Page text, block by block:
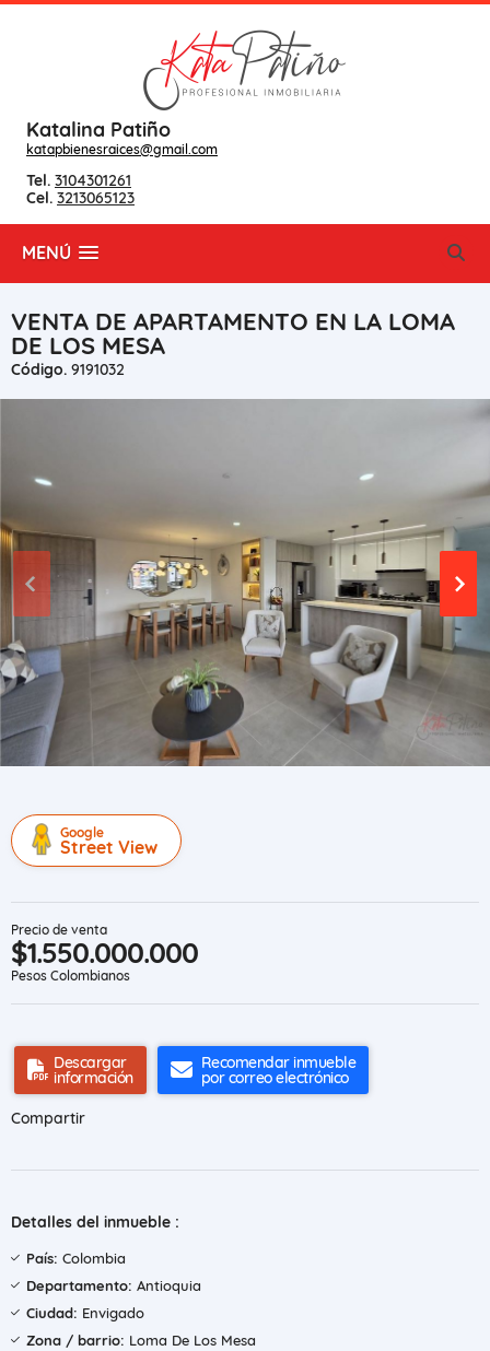
Katalina Patiño
katapbienesraices@gmail.com
Tel. 3104301261
Cel. 3213065123
MENÚ
VENTA DE APARTAMENTO EN LA LOMA
DE LOS MESA
Código. 9191032
Google
Street View
Precio de venta
$1.550.000.000
Pesos Colombianos
Descargar
información
Recomendar inmueble
por correo electrónico
Compartir
Detalles del inmueble :
País: Colombia
Departamento: Antioquia
Ciudad: Envigado
Zona / barrio: Loma De Los Mesa